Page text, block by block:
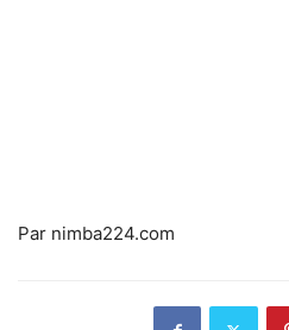
Par nimba224.com